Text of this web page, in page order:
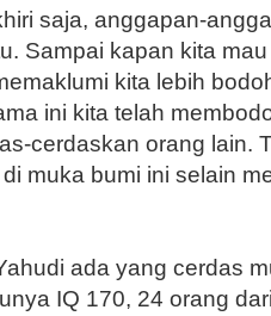
saja, anggapan-
Sampai kapan kita
kita lebih
ini kita telah
cerdaskan orang lain.
muka bumi ini selain
ada yang cerdas
IQ 170, 24 orang